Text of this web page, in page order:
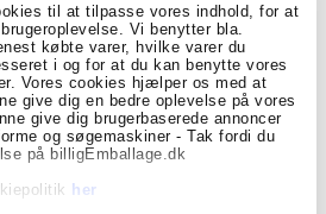
til at tilpasse vores indhold, for at
Vi benytter bla.
købte varer, hvilke varer du
i og for at du kan benytte vores
Vores cookies hjælper os med at
give dig en bedre oplevelse på vores
give dig brugerbaserede annoncer
og søgemaskiner - Tak fordi du
på billigEmballage.dk
her
Køb